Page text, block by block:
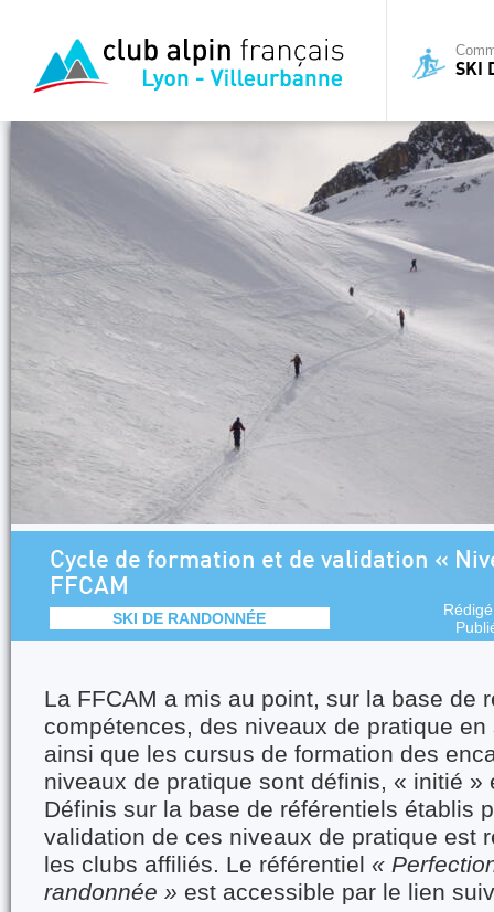
SKI
Cycle de formation et de validation «
FFCAM
SKI DE RANDONNÉE
La FFCAM a mis au point, sur la base de
compétences, des niveaux de pratique
ainsi que les cursus de formation des
niveaux de pratique sont définis, « initié »
Définis sur la base de référentiels établis
validation de ces niveaux de pratique est
les clubs affiliés. Le référentiel «
randonnée » est accessible par le lien